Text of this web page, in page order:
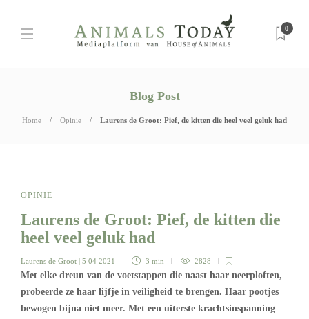
0
Blog Post
Home Opinie Laurens de Groot: Pief, de kitten die heel veel geluk had
OPINIE
Laurens de Groot: Pief, de kitten die
heel veel geluk had
Laurens de Groot | 5 04 2021 3 min 2828
Met elke dreun van de voetstappen die naast haar neerploften,
probeerde ze haar lijfje in veiligheid te brengen. Haar pootjes
bewogen bijna niet meer. Met een uiterste krachtsinspanning